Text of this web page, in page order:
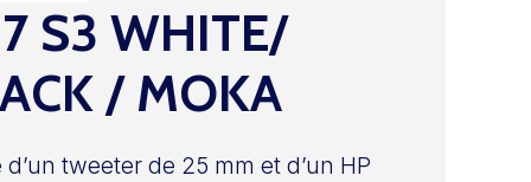
S3 WHITE/
/ MOKA
d’un tweeter de 25 mm et d’un HP